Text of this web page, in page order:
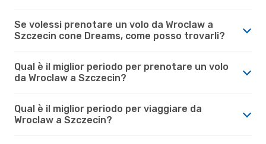
Se volessi prenotare un volo da Wroclaw a
Szczecin cone Dreams, come posso trovarli?
Qual è il miglior periodo per prenotare un volo
da Wroclaw a Szczecin?
Qual è il miglior periodo per viaggiare da
Wroclaw a Szczecin?